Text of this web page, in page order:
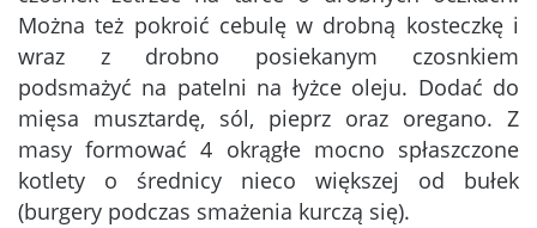
Można też pokroić cebulę w drobną kosteczkę i
wraz z drobno posiekanym czosnkiem
podsmażyć na patelni na łyżce oleju. Dodać do
mięsa musztardę, sól, pieprz oraz oregano. Z
masy formować 4 okrągłe mocno spłaszczone
kotlety o średnicy nieco większej od bułek
(burgery podczas smażenia kurczą się).